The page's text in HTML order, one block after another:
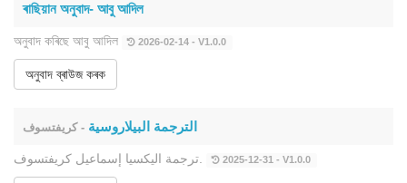
ৰাছিয়ান অনুবাদ- আবু আদিল
অনুবাদ কৰিছে আবু আদিল 2026-02-14 - V1.0.0
অনুবাদ ব্ৰাউজ কৰক
الترجمة البيلاروسية - كريفتسوف
2025-12-31 - V1.0.0